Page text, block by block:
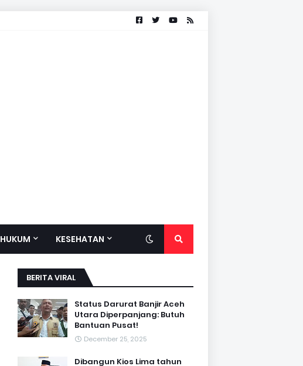
HUKUM KESEHATAN
BERITA VIRAL
Status Darurat Banjir Aceh
Utara Diperpanjang: Butuh
Bantuan Pusat!
December 25, 2025
Dibangun Kios Lima tahun